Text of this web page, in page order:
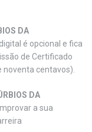
DA
é opcional e fica
de Certificado
noventa centavos).
DA
a sua